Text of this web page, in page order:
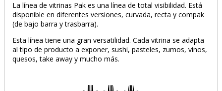
PRODUCTO AÑADIDO AL CARRITO
La línea de vitrinas Pak es una línea de total visibilidad. Está
disponible en diferentes versiones, curvada, recta y compak
(de bajo barra y trasbarra).
Esta línea tiene una gran versatilidad. Cada vitrina se adapta
al tipo de producto a exponer, sushi, pasteles, zumos, vinos,
quesos, take away y mucho más.